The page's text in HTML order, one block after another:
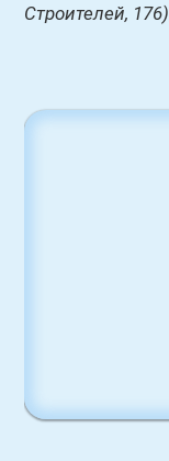
Строителей, 176)